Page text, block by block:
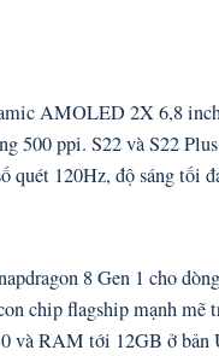
AMOLED 2X 6,8
500 ppi. S22 và S22
quét 120Hz, độ sáng tối
8 Gen 1 cho
chip flagship mạnh mẽ
và RAM tới 12GB ở bản